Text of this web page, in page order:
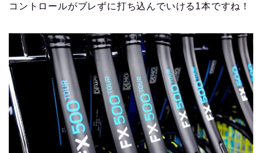
コントロールがブレずに打ち込んでいける1本ですね！